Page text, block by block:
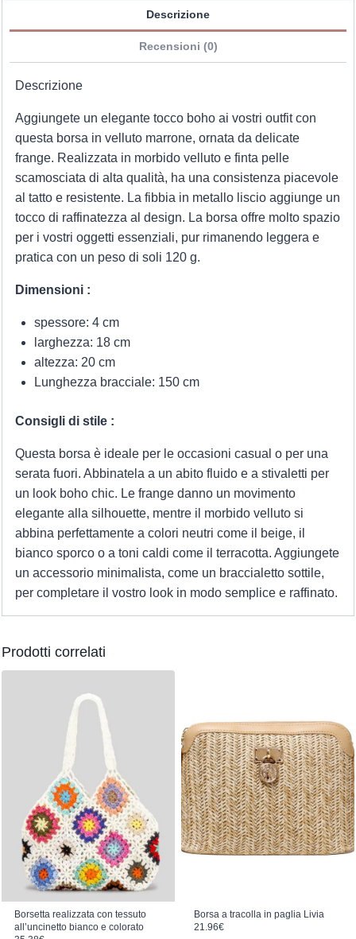
Descrizione
Recensioni (0)
Descrizione
Aggiungete un elegante tocco boho ai vostri outfit con
questa borsa in velluto marrone, ornata da delicate
frange. Realizzata in morbido velluto e finta pelle
scamosciata di alta qualità, ha una consistenza piacevole
al tatto e resistente. La fibbia in metallo liscio aggiunge un
tocco di raffinatezza al design. La borsa offre molto spazio
per i vostri oggetti essenziali, pur rimanendo leggera e
pratica con un peso di soli 120 g.
Dimensioni :
spessore: 4 cm
larghezza: 18 cm
altezza: 20 cm
Lunghezza bracciale: 150 cm
Consigli di stile :
Questa borsa è ideale per le occasioni casual o per una
serata fuori. Abbinatela a un abito fluido e a stivaletti per
un look boho chic. Le frange danno un movimento
elegante alla silhouette, mentre il morbido velluto si
abbina perfettamente a colori neutri come il beige, il
bianco sporco o a toni caldi come il terracotta. Aggiungete
un accessorio minimalista, come un braccialetto sottile,
per completare il vostro look in modo semplice e raffinato.
Prodotti correlati
Borsetta realizzata con tessuto
all’uncinetto bianco e colorato
Borsa a tracolla in paglia Livia
21.96€